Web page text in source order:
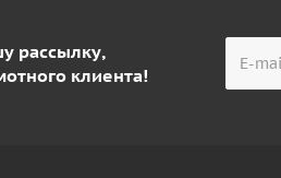
рассылку,
клиента!